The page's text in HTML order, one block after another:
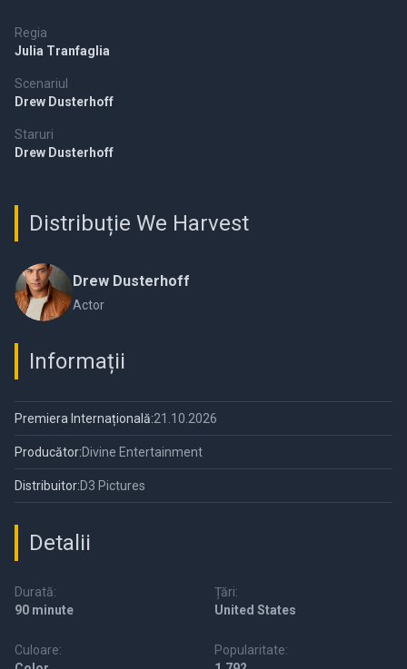
Regia
Julia Tranfaglia
Scenariul
Drew Dusterhoff
Staruri
Drew Dusterhoff
Distribuție We Harvest
Drew Dusterhoff
Actor
Informații
Premiera Internațională:21.10.2026
Producător:Divine Entertainment
Distribuitor:D3 Pictures
Detalii
Durată:
90 minute
Țări:
United States
Culoare:
Popularitate: